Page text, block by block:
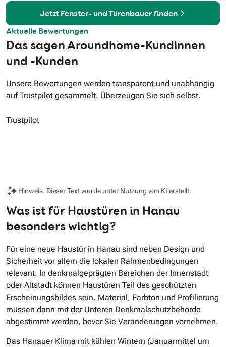
Jetzt Fenster- und Türenbauer finden
Aktuelle Bewertungen
Das sagen Aroundhome-Kundinnen
und -Kunden
Unsere Bewertungen werden transparent und unabhängig
auf Trustpilot gesammelt. Überzeugen Sie sich selbst.
Trustpilot
Hinweis: Dieser Text wurde unter Nutzung von KI erstellt.
Was ist für Haustüren in Hanau
besonders wichtig?
Für eine neue Haustür in Hanau sind neben Design und
Sicherheit vor allem die lokalen Rahmenbedingungen
relevant. In denkmalgeprägten Bereichen der Innenstadt
oder Altstadt können Haustüren Teil des geschützten
Erscheinungsbildes sein. Material, Farbton und Profilierung
müssen dann mit der Unteren Denkmalschutzbehörde
abgestimmt werden, bevor Sie Veränderungen vornehmen.
Das Hanauer Klima mit kühlen Wintern (Januarmittel um